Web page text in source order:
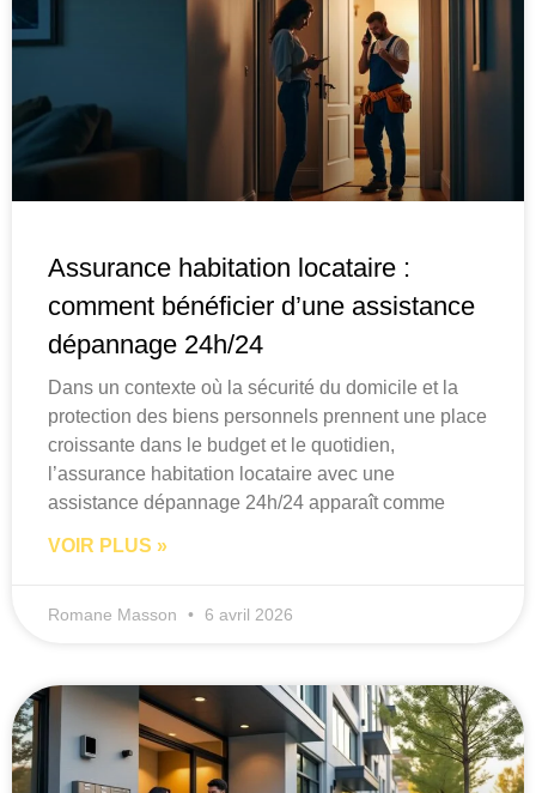
Assurance habitation locataire :
comment bénéficier d’une assistance
dépannage 24h/24
Dans un contexte où la sécurité du domicile et la
protection des biens personnels prennent une place
croissante dans le budget et le quotidien,
l’assurance habitation locataire avec une
assistance dépannage 24h/24 apparaît comme
VOIR PLUS »
Romane Masson 6 avril 2026